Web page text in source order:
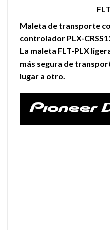
Maleta de transporte
controlador PLX-
La maleta FLT-PLX
más segura de
lugar a otro.